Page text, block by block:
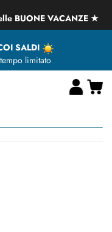
BUONE VACANZE ★
SALDI
limitato